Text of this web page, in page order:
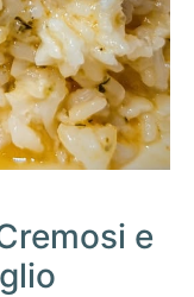
e